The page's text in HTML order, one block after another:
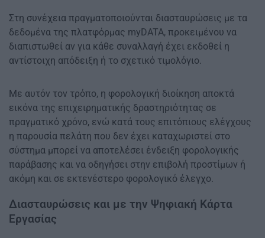
Στη συνέχεια πραγματοποιούνται διασταυρώσεις με τα
δεδομένα της πλατφόρμας myDATA, προκειμένου να
διαπιστωθεί αν για κάθε συναλλαγή έχει εκδοθεί η
αντίστοιχη απόδειξη ή το σχετικό τιμολόγιο.
Με αυτόν τον τρόπο, η φορολογική διοίκηση αποκτά
εικόνα της επιχειρηματικής δραστηριότητας σε
πραγματικό χρόνο, ενώ κατά τους επιτόπιους ελέγχους
η παρουσία πελάτη που δεν έχει καταχωριστεί στο
σύστημα μπορεί να αποτελέσει ένδειξη φορολογικής
παράβασης και να οδηγήσει στην επιβολή προστίμων ή
ακόμη και σε εκτενέστερο φορολογικό έλεγχο.
Διασταυρώσεις και με την Ψηφιακή Κάρτα
Εργασίας